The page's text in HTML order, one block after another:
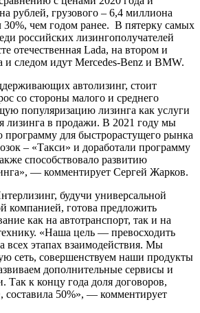
рублей, грузового – 6,4 миллиона
30%, чем годом ранее. В пятерку самых
российских лизингополучателей
отечественная Lada, на втором и
и следом идут Mercedes-Benz и BMW.
автолизинг, стоит
со стороны малого и среднего
популяризацию лизинга как услуги
лизинга в продажи. В 2021 году мы
программу для быстрорастущего рынка
– «Такси» и доработали программу
способствовало развитию
— комментирует Сергей Жарков.
будучи универсальной
компанией, готова предложить
как на автотранспорт, так и на
«Наша цель — превосходить
всех этапах взаимодействия. Мы
сеть, совершенствуем наши продукты
дополнительные сервисы и
Так к концу года доля договоров,
50%», — комментирует